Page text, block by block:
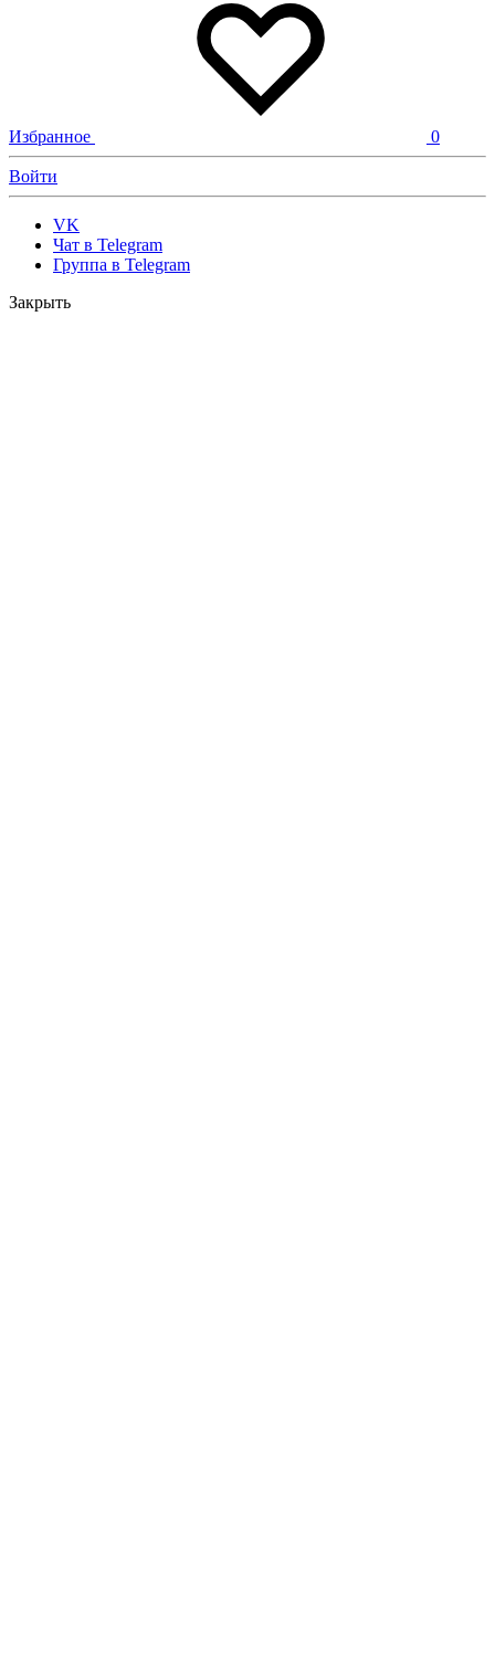
Избранное 0
Войти
VK
Чат в Telegram
Группа в Telegram
Закрыть